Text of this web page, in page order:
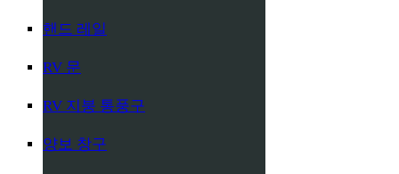
핸드 레일
RV 문
RV 지붕 통풍구
양보 창구